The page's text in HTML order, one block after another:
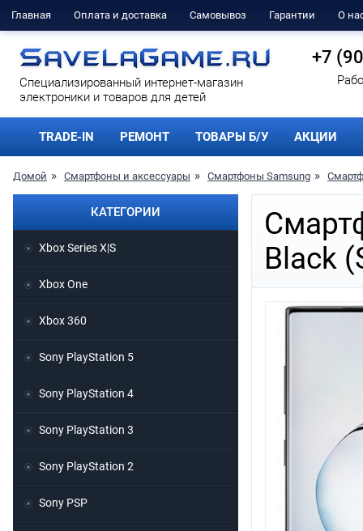
Главная Оплата и доставка Самовывоз Гарантии О
Cпециализированный интернет-магазин
электроники и товаров для детей
+7
TRADE-IN РЕМОНТ ТОВАРЫ Б/У АКЦИИ
Домой Смартфоны и аксессуары Смартфоны Samsung
Black
КАТЕГОРИИ
Xbox Series X|S
Xbox One
Xbox 360
Sony PlayStation 5
Sony PlayStation 4
Sony PlayStation 3
Sony PlayStation 2
Sony PSP